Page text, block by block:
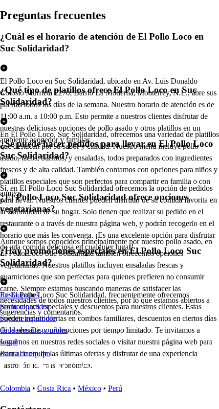
Preguntas frecuentes
¿Cuál es el horario de atención de El Pollo Loco en
Suc Solidaridad?
El Pollo Loco en Suc Solidaridad, ubicado en Av. Luis Donaldo
Colosio Murrieta 2270, Barrio La Moderna, Monterrey, N.L., abre sus
puertas todos los días de la semana. Nuestro horario de atención es de
11:00 a.m. a 10:00 p.m. Esto permite a nuestros clientes disfrutar de
nuestras deliciosas opciones de pollo asado y otros platillos en un
ambiente acogedor y familiar.
¿Qué tipo de platillos ofrece El Pollo Loco en Suc
Solidaridad?
En El Pollo Loco, Suc Solidaridad, ofrecemos una variedad de platillos
que destacan por su sabor y calidad. Nuestro menú incluye pollo
asado, tacos, burritos, y ensaladas, todos preparados con ingredientes
frescos y de alta calidad. También contamos con opciones para niños y
platillos especiales que son perfectos para compartir en familia o con
amigos.
¿Se puede hacer pedidos para llevar en El Pollo Loco
Suc Solidaridad?
Sí, en El Pollo Loco Suc Solidaridad ofrecemos la opción de pedidos
para llevar. Nuestros clientes pueden disfrutar de su comida favorita en
la comodidad de su hogar. Solo tienen que realizar su pedido en el
restaurante o a través de nuestra página web, y podrán recogerlo en el
horario que más les convenga. ¡Es una excelente opción para disfrutar
de una comida deliciosa en cualquier lugar!
¿El Pollo Loco Suc Solidaridad ofrece opciones
vegetarianas?
Aunque somos conocidos principalmente por nuestro pollo asado, en
El Pollo Loco Suc Solidaridad también ofrecemos opciones
vegetarianas. Nuestros platillos incluyen ensaladas frescas y
guarniciones que son perfectas para quienes prefieren no consumir
carne. Siempre estamos buscando maneras de satisfacer las
necesidades de todos nuestros clientes, por lo que estamos abiertos a
sugerencias y comentarios.
¿Hay promociones especiales en El Pollo Loco Suc
Solidaridad?
En El Pollo Loco Suc Solidaridad, frecuentemente ofrecemos
promociones especiales y descuentos para nuestros clientes. Estas
pueden incluir ofertas en combos familiares, descuentos en ciertos días
de la semana, y promociones por tiempo limitado. Te invitamos a
seguirnos en nuestras redes sociales o visitar nuestra página web para
estar al tanto de las últimas ofertas y disfrutar de una experiencia
gastronómica más económica.
Restaurantes
Socio repartidor
Soporte repartidor
Ciudades Disponibles
Legal
Renta de equipo
Colombia • Costa Rica • México • Perú